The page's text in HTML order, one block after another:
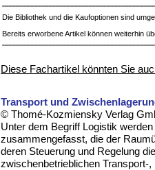
Die Bibliothek und die Kaufoptionen sind
Bereits erworbene Artikel können weiterhin
Diese Fachartikel könnten Sie
Transport und
© Thomé-Kozmiensky Verlag
Unter dem Begriff Logistik
zusammengefasst, die der
deren Steuerung und Regelung
zwischenbetrieblichen Transport-